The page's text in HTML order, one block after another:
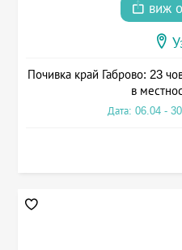
виж
Почивка край Габрово: 23
в
Дата: 06.04 -